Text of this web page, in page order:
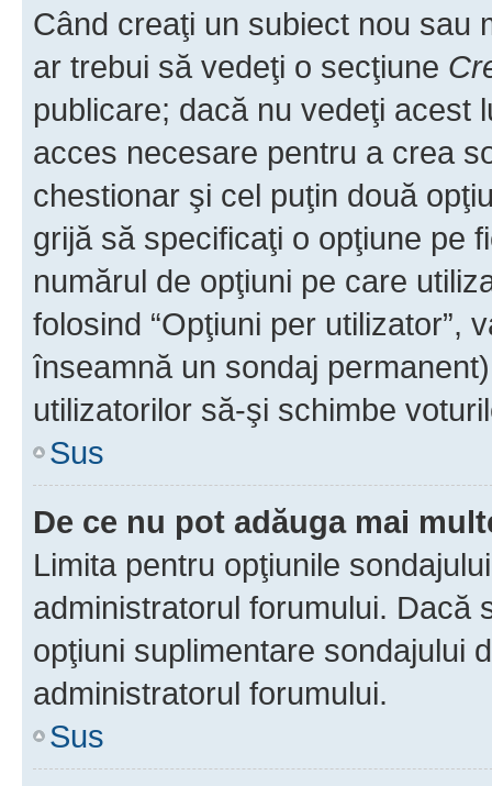
Când creaţi un subiect nou sau
ar trebui să vedeţi o secţiune
publicare; dacă nu vedeţi acest
acces necesare pentru a crea
chestionar şi cel puţin două
grijă să specificaţi o opţiune pe
numărul de opţiuni pe care
folosind “Opţiuni per utilizator”,
înseamnă un sondaj
utilizatorilor să-şi schimbe
Sus
De ce nu pot adăuga mai
Limita pentru opţiunile
administratorul forumului. Dacă
opţiuni suplimentare sondajului
administratorul forumului.
Sus